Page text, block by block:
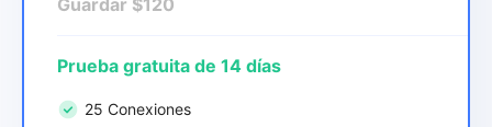
Prueba gratuita de 14 días
25 Conexiones